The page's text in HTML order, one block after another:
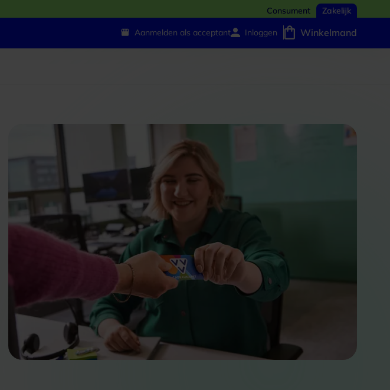
Consument Zakelijk
Aanmelden als acceptant Inloggen Winkelmand